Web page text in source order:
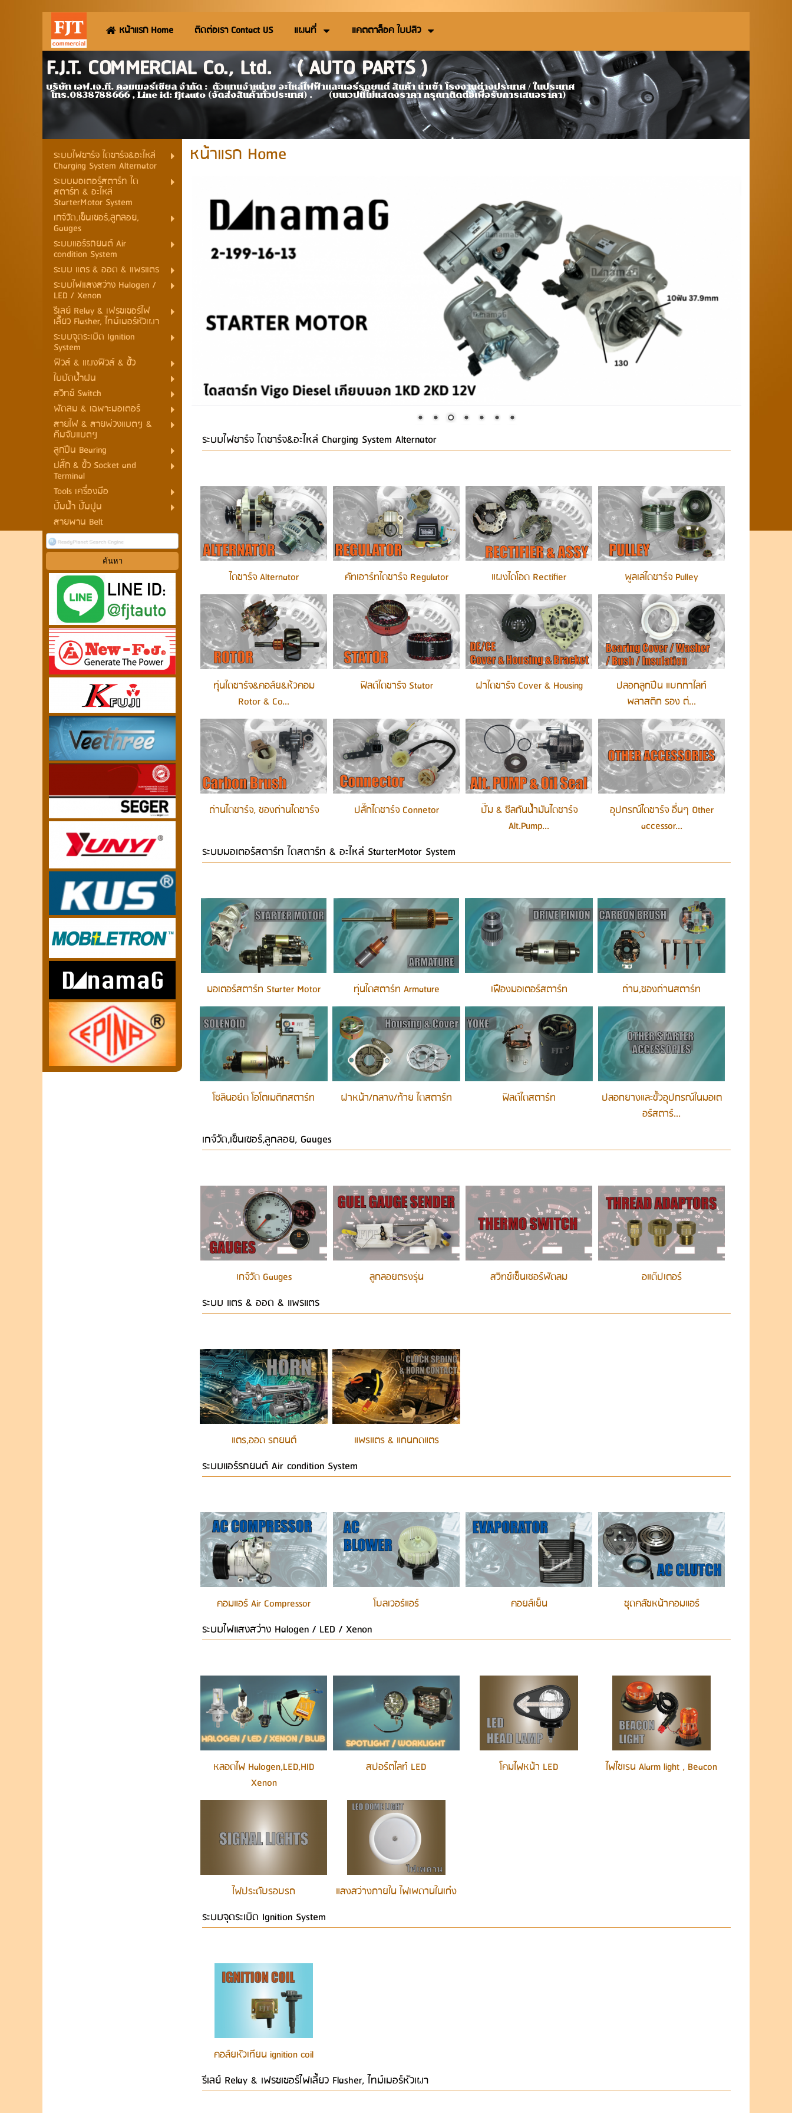
หน้าแรก Home ติดต่อเรา Contact US แผนที่ แคตตาล็อค ใบปลิว
F.J.T. COMMERCIAL Co., Ltd. ( AUTO PARTS )
บริษัท เอฟ.เจ.ที. คอมเมอร์เชียล จำกัด : ตัวแทนจำหน่าย อะไหล่ไฟฟ้าและแอร์รถยนต์ สินค้า นำเข้า โรงงานต่างประเทศ / ในประเทศ
โทร.0838788666 , Line id: fjtauto (จัดส่งสินค้าทั่วประเทศ) . (บนเวปนี้ไม่แสดงราคา กรุณาติดต่อเพื่อรับการเสนอราคา)
ระบบไฟชาร์จ ไดชาร์จ&อะไหล่
Charging System Alternator
ระบบมอเตอร์สตาร์ท ได
สตาร์ท & อะไหล่
StarterMotor System
เกจ์วัด,เซ็นเซอร์,ลูกลอย,
Gauges
ระบบแอร์รถยนต์ Air
condition System
ระบบ แตร & ออด & แพรแตร
ระบบไฟแสงสว่าง Halogen /
LED / Xenon
รีเลย์ Relay & เฟรชเชอร์ไฟ
เลี้ยว Flasher, ไทม์เมอร์หัวเผา
ระบบจุดระเบิด Ignition
System
ฟิวส์ & แผงฟิวส์ & ขั้ว
ใบปัดน้ำฝน
สวิทช์ Switch
พัดลม & เฉพาะมอเตอร์
สายไฟ & สายพ่วงแบตฯ &
คีมจับแบตฯ
ลูกปืน Bearing
ปลั๊ก & ขั้ว Socket and
Terminal
Tools เครื่องมือ
ปั๊มน้ำ ปั๊มปูน
สายพาน Belt
หน้าแรก Home
ระบบไฟชาร์จ ไดชาร์จ&อะไหล่ Charging System Alternator
ไดชาร์จ Alternator คัทเอาร์ทไดชาร์จ Regulator แผงไดโอด Rectifier พูลเล่ไดชาร์จ Pulley
ทุ่นไดชาร์จ&คอล์ย&ห้วคอม
Rotor & Co...
ฟิลด์ไดชาร์จ Stator ฝาไดชาร์จ Cover & Housing
ปลอกลูกปืน แบกกาไลท์
พลาสติก รอง ต่...
ถ่านไดชาร์จ, ซองถ่านไดชาร์จ ปลั๊กไดชาร์จ Connetor
ปั๊ม & ซีลกันน้ำมันไดชาร์จ
Alt.Pump...
อุปกรณ์ไดชาร์จ อื่นๆ Other
accessor...
ระบบมอเตอร์สตาร์ท ไดสตาร์ท & อะไหล่ StarterMotor System
มอเตอร์สตาร์ท Starter Motor ทุ่นไดสตาร์ท Armature เฟืองมอเตอร์สตาร์ท ถ่าน,ซองถ่านสตาร์ท
โซลินอย์ด โอโตเมติกสตาร์ท ฝาหน้า/กลาง/ท้าย ไดสตาร์ท ฟิลด์ไดสตาร์ท
ปลอกยางและขั้วอุปกรณ์ในมอเต
อร์สตาร์...
เกจ์วัด,เซ็นเซอร์,ลูกลอย, Gauges
เกจ์วัด Gauges ลูกลอยตรงรุ่น สวิทช์เซ็นเซอร์พัดลม อแด๊ปเตอร์
ระบบ แตร & ออด & แพรแตร
แตร,ออด รถยนต์ แพรแตร & แกนกดแตร
ระบบแอร์รถยนต์ Air condition System
คอมแอร์ Air Compressor โบลเวอร์แอร์ คอยล์เย็น ชุดคลัชหน้าคอมแอร์
ระบบไฟแสงสว่าง Halogen / LED / Xenon
หลอดไฟ Halogen,LED,HID
Xenon
สปอร์ตไลท์ LED โคมไฟหน้า LED ไฟไซเรน Alarm light , Beacon
ไฟประดับรอบรถ แสงสว่างภายใน ไฟเพดานในเก๋ง
ระบบจุดระเบิด Ignition System
คอล์ยหัวเทียน ignition coil
รีเลย์ Relay & เฟรชเชอร์ไฟเลี้ยว Flasher, ไทม์เมอร์หัวเผา